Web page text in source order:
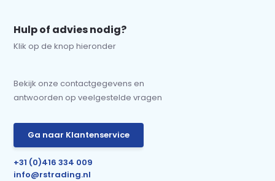
Hulp of advies nodig?
Klik op de knop hieronder
Bekijk onze contactgegevens en
antwoorden op veelgestelde vragen
Ga naar Klantenservice
+31 (0)416 334 009
info@rstrading.nl